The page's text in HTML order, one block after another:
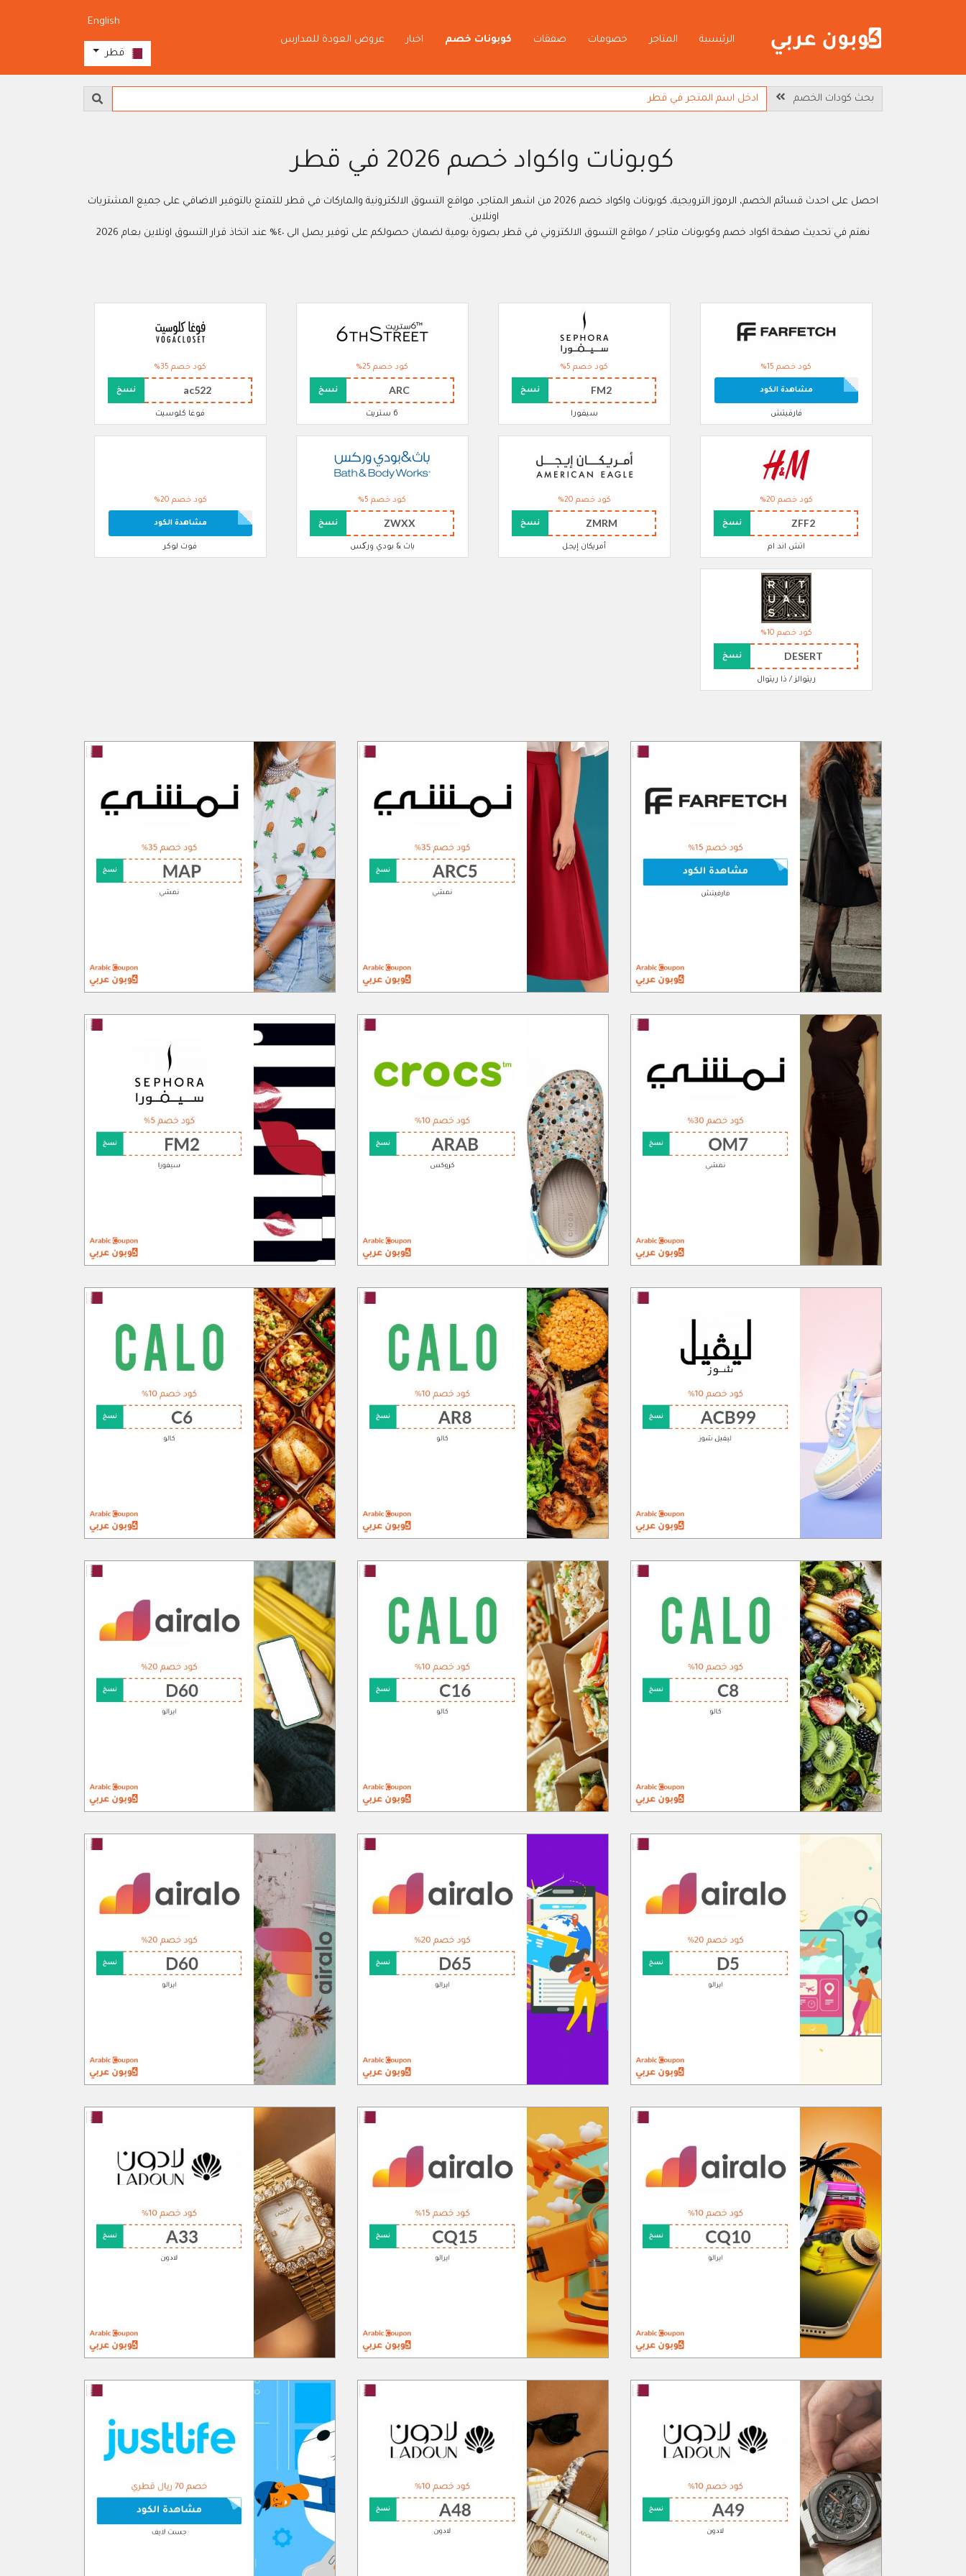
الرئيسية المتاجر خصومات صفقات كوبونات خصم اخبار عروض العودة للمدارس
English
قطر
بحث كودات الخصم
كوبونات واكواد خصم 2026 في قطر
احصل على احدث قسائم الخصم، الرموز الترويجية، كوبونات واكواد خصم 2026 من اشهر المتاجر، مواقع التسوق الالكترونية والماركات في قطر للتمتع بالتوفير الاضافي على جميع المشتريات
اونلاين.
نهتم في تحديث صفحة اكواد خصم وكوبونات متاجر / مواقع التسوق الالكتروني في قطر بصورة يومية لضمان حصولكم على توفير يصل الى ٤٠% عند اتخاذ قرار التسوق اونلاين بعام 2026
كود خصم 15%
مشاهدة الكود
فارفيتش
كود خصم 5%
FM2 نسخ
سيفورا
كود خصم 25%
ARC نسخ
6 ستريت
كود خصم 35%
ac522 نسخ
فوغا كلوسيت
كود خصم 20%
ZFF2 نسخ
اتش اند ام
كود خصم 20%
ZMRM نسخ
أمريكان إيجل
كود خصم 5%
ZWXX نسخ
باث & بودي ورکس
كود خصم 20%
مشاهدة الكود
فوت لوكر
كود خصم 10%
DESERT نسخ
ريتوالز / ذا ريتوال